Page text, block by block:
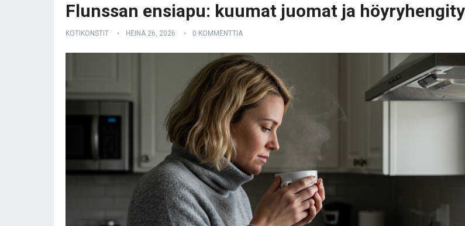
Flunssan ensiapu: kuumat juomat ja
KOTIKONSTIT HEINÄ 26, 2026 0 KOMMENTTIA